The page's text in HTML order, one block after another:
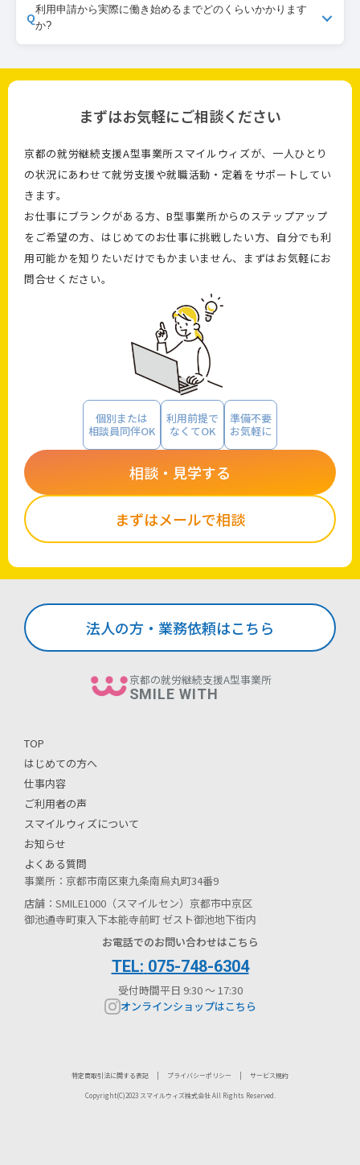
くことが基本となります。施設外就労では、事業所（集
協力企業様の現場で業務を行うことです。生花市場、食
ない多様な仕事に挑戦できます。
Q
利用申請から実際に働き始めるまでどのくらいかかります
か?
含め、通常2週間～1カ月程度かかります。詳しくは見
まずはお気軽にご相談ください
京都の就労継続支援A型事業所スマイルウィズが、一人ひとり
の状況にあわせて就労支援や就職活動・定着をサポートしてい
きます。
お仕事にブランクがある方、B型事業所からのステップアップ
をご希望の方、はじめてのお仕事に挑戦したい方、自分でも利
用可能かを知りたいだけでもかまいません、まずはお気軽にお
問合せください。
個別または
相談員同伴OK
利用前提で
なくてOK
準備不要
お気軽に
相談・見学する
まずはメールで相談
京都の就労継続支援A型事業所
SMILE WITH
事業所：京都市南区東九条南烏丸町34番9
店舗：SMILE1000（スマイルセン）京都市中京区
御池通寺町東入下本能寺前町 ゼスト御池地下街内
TOP
はじめての方へ
仕事内容
ご利用者の声
スマイルウィズについて
お知らせ
よくある質問
法人の方・業務依頼はこちら
お電話でのお問い合わせはこちら
075-748-6304
受付時間平日 9:30 〜 17:30
オンラインショップはこちら
特定商取引法に関する表記 プライバシーポリシー サービス規約
Copyright(C)2023 スマイルウィズ株式会社 All Rights Reserved.